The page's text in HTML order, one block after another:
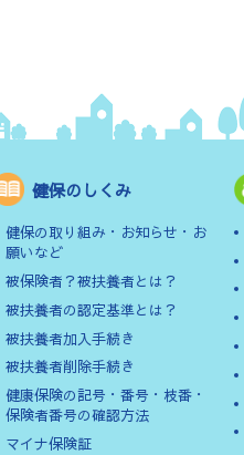
健保のしくみ
健保の取り組み・お知らせ・お
願いなど
被保険者？被扶養者とは？
被扶養者の認定基準とは？
被扶養者加入手続き
被扶養者削除手続き
健康保険の記号・番号・枝番・
保険者番号の確認方法
マイナ保険証